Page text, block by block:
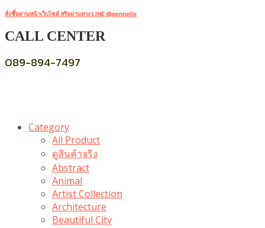
สั่งซื้อผ่านหน้าเว็บไซต์ หรือผ่านทาง LINE @pennello
CALL CENTER
089-894-7497
Category
All Product
ดูสินค้าจริง
Abstract
Animal
Artist Collection
Architecture
Beautiful City